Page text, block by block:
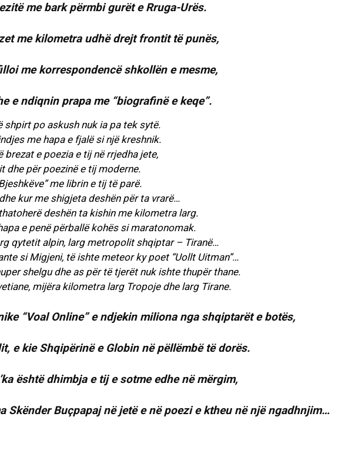
me bark përmbi gurët e Rruga-Urës.
me kilometra udhë drejt frontit të punës,
me korrespondencë shkollën e mesme,
e ndiqnin prapa me “biografinë e keqe”.
shpirt po askush nuk ia pa tek sytë.
me hapa e fjalë si një kreshnik.
brezat e poezia e tij në rrjedha jete,
dhe për poezinë e tij moderne.
me librin e tij të parë.
kur me shigjeta deshën për ta vrarë…
deshën ta kishin me kilometra larg.
e penë përballë kohës si maratonomak.
qytetit alpin, larg metropolit shqiptar – Tiranë…
si Migjeni, të ishte meteor ky poet “Uollt Uitman”…
shelgu dhe as për të tjerët nuk ishte thupër thane.
mijëra kilometra larg Tropoje dhe larg Tirane.
“Voal Online” e ndjekin miliona nga shqiptarët e botës,
e kie Shqipërinë e Globin në pëllëmbë të dorës.
është dhimbja e tij e sotme edhe në mërgim,
Skënder Buçpapaj në jetë e në poezi e ktheu në një ngadhnjim…